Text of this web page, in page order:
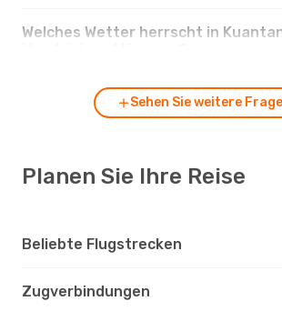
Welches Wetter herrscht in
Sehen Sie weitere
Planen Sie Ihre Reise
Beliebte Flugstrecken
Zugverbindungen